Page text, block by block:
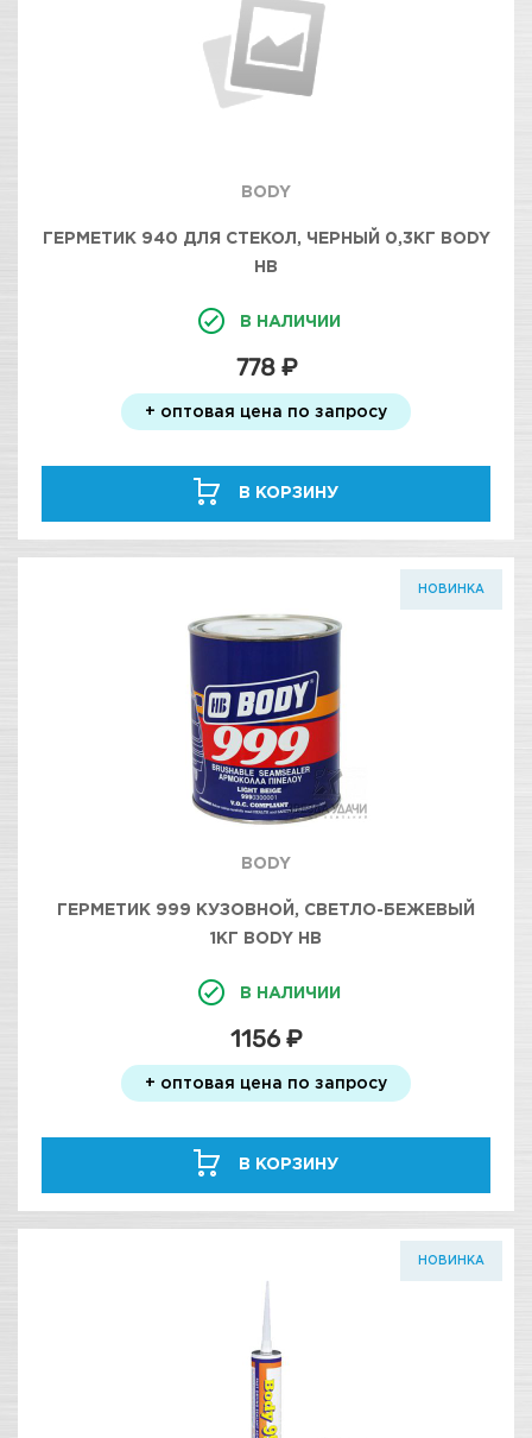
BODY
ГЕРМЕТИК 940 ДЛЯ СТЕКОЛ, ЧЕРНЫЙ 0,3КГ BODY
HB
В НАЛИЧИИ
778 ₽
+ оптовая цена по запросу
В КОРЗИНУ
НОВИНКА
BODY
ГЕРМЕТИК 999 КУЗОВНОЙ, СВЕТЛО-БЕЖЕВЫЙ
1КГ BODY HB
В НАЛИЧИИ
1156 ₽
+ оптовая цена по запросу
В КОРЗИНУ
НОВИНКА